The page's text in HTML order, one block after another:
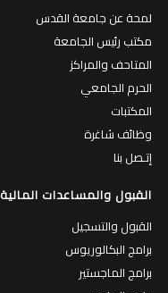
لمحة عن جامعة القدس
مكتب رئيس الجامعة
المتاحف والمراكز
الحرم الجامعي
المكتبات
وظائف شاغرة
إتـصل بنا
القبول والمساعدات المالية
القبول والتسجيل
برامج البكالوريوس
برامج الماجستير